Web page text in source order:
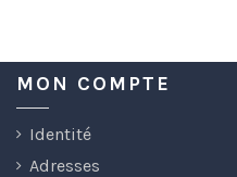
MON COMPTE
Identité
Adresses